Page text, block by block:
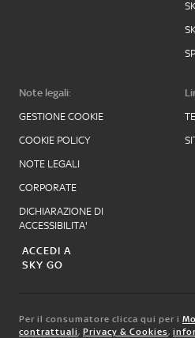
Note legali:
GESTIONE COOKIE
COOKIE POLICY
NOTE LEGALI
CORPORATE
DICHIARAZIONE DI
ACCESSIBILITA'
ACCEDI A
SKY GO
Per il consumatore clicca qui per i
contrattuali, Privacy & Cookies,